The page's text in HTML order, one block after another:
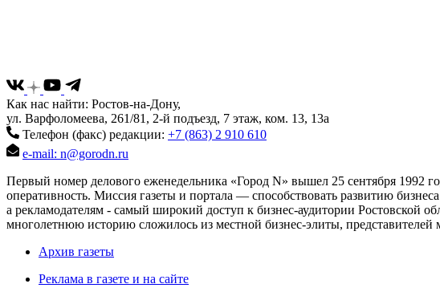
Как нас найти: Ростов-на-Дону,
ул. Варфоломеева, 261/81, 2-й подъезд, 7 этаж, ком. 13, 13а
Телефон (факс) редакции: +7 (863) 2 910 610
e-mail: n@gorodn.ru
Первый номер делового еженедельника «Город N» вышел 25 сентября 1992
оперативность. Миссия газеты и портала — способствовать развитию
а рекламодателям - самый широкий доступ к бизнес-аудитории Ростовской
многолетнюю историю сложилось из местной бизнес-элиты, представителей
Архив газеты
Реклама в газете и на сайте